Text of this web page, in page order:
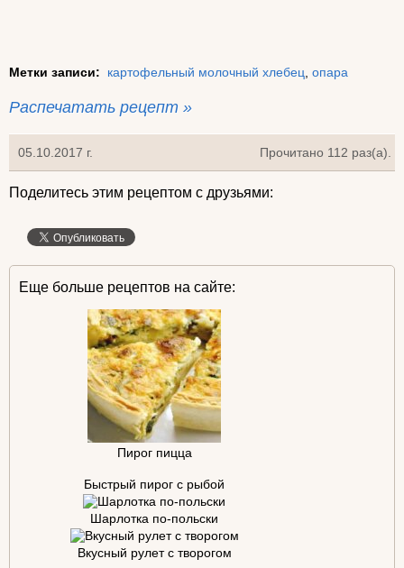
Метки записи: картофельный молочный хлебец опара
Распечатать рецепт »
05.10.2017 г. Прочитано 112 раз(a).
Поделитесь этим рецептом с друзьями:
Еще больше рецептов на сайте:
Пирог пицца
Быстрый пирог с рыбой
Шарлотка по-польски
Вкусный рулет с творогом